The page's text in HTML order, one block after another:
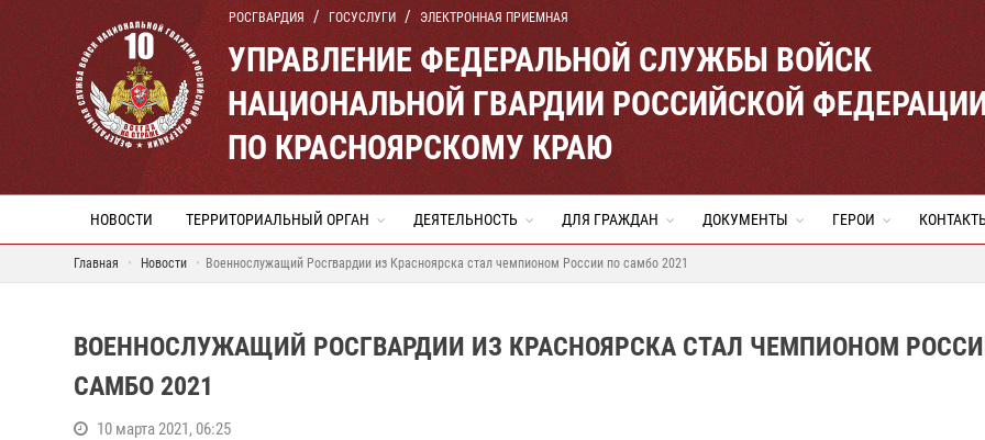
РОСГВАРДИЯ ГОСУСЛУГИ ЭЛЕКТРОННАЯ ПРИЕМНАЯ
УПРАВЛЕНИЕ ФЕДЕРАЛЬНОЙ СЛУЖБЫ ВОЙСК
НАЦИОНАЛЬНОЙ ГВАРДИИ РОССИЙСКОЙ
ПО КРАСНОЯРСКОМУ КРАЮ
НОВОСТИ ТЕРРИТОРИАЛЬНЫЙ ОРГАН ДЕЯТЕЛЬНОСТЬ ДЛЯ ГРАЖДАН ДОКУМЕНТЫ ГЕРОИ
Главная Новости Военнослужащий Росгвардии из Красноярска стал чемпионом России по самбо 2021
ВОЕННОСЛУЖАЩИЙ РОСГВАРДИИ ИЗ КРАСНОЯРСКА СТАЛ ЧЕМПИОНОМ
САМБО 2021
10 марта 2021, 06:25